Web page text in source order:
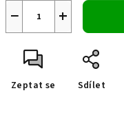
+
−
Zeptat se Sdílet